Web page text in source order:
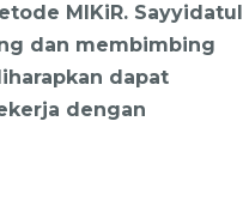
MIKiR. Sayyidatul
dan membimbing
dapat
dengan